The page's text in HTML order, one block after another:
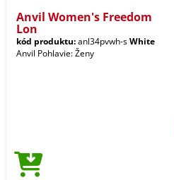
Anvil Women's Freedom
Lon
kód produktu:anl34pvwh-sWhite
Anvil Pohlavie: Ženy